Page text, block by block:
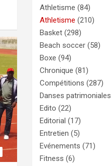
Athletisme (84)
Athletisme (210)
Basket (298)
Beach soccer (58)
Boxe (94)
Chronique (81)
Compétitions (287)
Danses patrimoniales
Edito (22)
Editorial (17)
Entretien (5)
Evénements (71)
Fitness (6)